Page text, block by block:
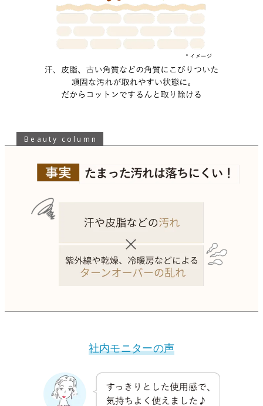
Beauty column
社内モニターの声